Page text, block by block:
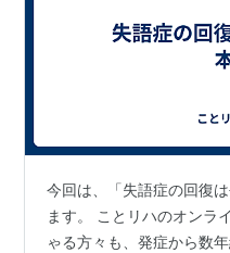
今回は、「失語症の回復
ます。 ことリハのオンラ
ゃる方々も、発症から数